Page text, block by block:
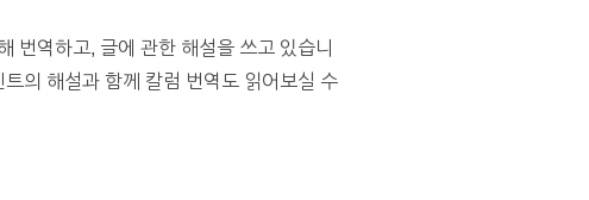
번역하고, 글에 관한 해설을 쓰고 있습니
트의 해설과 함께 칼럼 번역도 읽어보실 수